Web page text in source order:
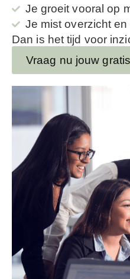
Je groeit vooral op
Je mist overzicht
Dan is het tijd voor
Vraag nu jouw